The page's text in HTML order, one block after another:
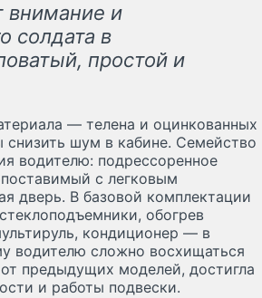
внимание и
солдата в
простой и
— телена и оцинкованных
снизить шум в кабине. Семейство
водителю: подрессоренное
с легковым
дверь. В базовой комплектации
обогрев
кондиционер — в
водителю сложно восхищаться
предыдущих моделей, достигла
и работы подвески.